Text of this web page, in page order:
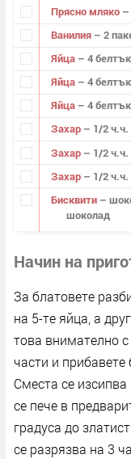
Прясно мляко –
Ванилия – 2
Яйца – 4
Яйца – 4
Яйца – 4
Захар – 1/2 ч.ч.
Захар – 1/2 ч.ч.
Захар – 1/2 ч.ч.
Бисквити –
шоколад
Начин на
За блатовете
на 5-те яйца, а
това внимателно
части и
Сместа се
се пече в
градуса до
се разрязва на 3